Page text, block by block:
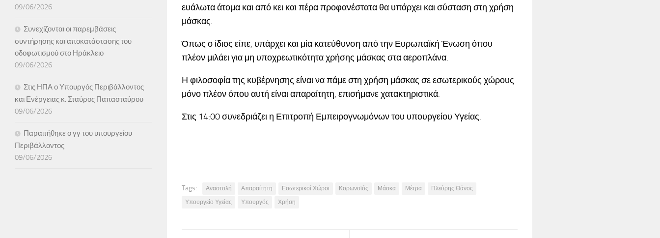
ευάλωτα άτομα και από κει και πέρα προφανέστατα θα υπάρχει και σύσταση στη χρήση
μάσκας.
Όπως ο ίδιος είπε, υπάρχει και μία κατεύθυνση από την Ευρωπαϊκή Ένωση όπου
πλέον μιλάει για μη υποχρεωτικότητα χρήσης μάσκας στα αεροπλάνα.
Η φιλοσοφία της κυβέρνησης είναι να πάμε στη χρήση μάσκας σε εσωτερικούς χώρους
μόνο πλέον όπου αυτή είναι απαραίτητη, επισήμανε χατακτηριστικά.
Στις 14:00 συνεδριάζει η Επιτροπή Εμπειρογνωμόνων του υπουργείου Υγείας.
Tags: Αναστολή Απαραίτητη Εσωτερικοί Χώροι Κορωνοϊός Μάσκα Μέτρα
Πλεύρης Θάνος
Υπουργείο Υγείας
Υπουργός Χρήση
09/06/2026
Συνεχίζονται οι παρεμβάσεις
συντήρησης και αποκατάστασης του
οδοφωτισμού στο Ηράκλειο
09/06/2026
Στις ΗΠΑ ο Υπουργός Περιβάλλοντος
και Ενέργειας κ. Σταύρος Παπασταύρου
09/06/2026
Παραιτήθηκε ο γγ του υπουργείου
Περιβάλλοντος
09/06/2026